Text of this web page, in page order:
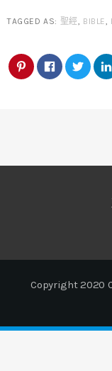
TAGGED AS: 聖經 BIBLE
Copyright 2020